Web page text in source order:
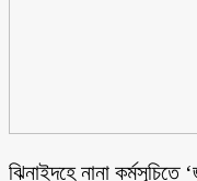
ঝিনাইদহে নানা কর্মসূচিতে